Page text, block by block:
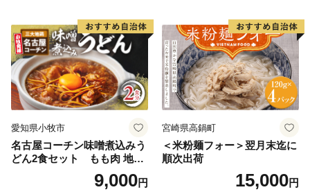
愛知県小牧市
名古屋コーチン味噌煮込みう
どん2食セット もも肉 地鶏
9,000円
宮崎県高鍋町
＜米粉麺フォー＞翌月末迄に
順次出荷
15,000円